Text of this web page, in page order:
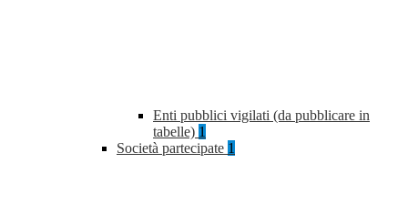
Enti pubblici vigilati (da pubblicare in
tabelle) 1
Società partecipate 1